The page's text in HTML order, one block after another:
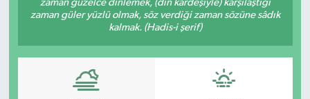
zaman güzelce dinlemek, (din kardeşiyle) karşılaştığı
zaman güler yüzlü olmak, söz verdiği zaman sözüne sâdık
kalmak. (Hadis-i şerif)